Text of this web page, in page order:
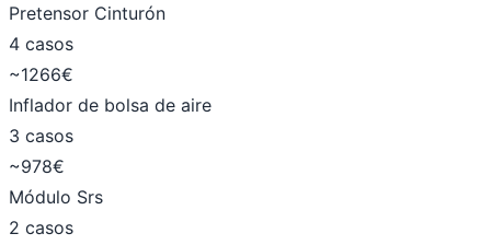
Pretensor Cinturón
4 casos
~1266€
Inflador de bolsa de aire
3 casos
~978€
Módulo Srs
2 casos